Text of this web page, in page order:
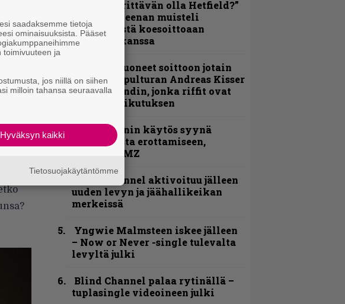
nulikan yrittävän olla Hetfield?”
– Pepper Keenan muisteli
ensimmäistä koesoittoaan
hevijätin kanssa
”He ovat tuoneet soittoon jotain
uutta” – Sepulturan Andreas Kisser
nimeää bändin, jonka riffit ovat
tehneet vaikutuksen
Sid Wilsonin käytös syynä
Slipknotista erottamiseen,
raportoi TMZ
Blind Channel aktivoituu jälleen
uuden levyn ja jäähallikeikan
merkeissä
Yngwie Malmsteen iskee jälleen
– Now or Never -single tulevalta
levyltä julki
Blind Channel palaa rytinällä –
tuplasingle videoineen julki
saadaksemme tietoja
ominaisuuksista. Pääset
toimivuuteen ja
jos niillä on siihen
milloin tahansa seuraavalla
Hyväksyn kaikki
Tietosuojakäytäntömme